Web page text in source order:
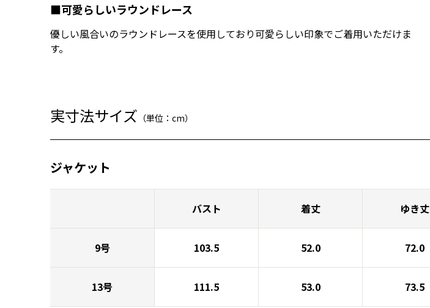
■可愛らしいラウンドレース
優しい風合いのラウンドレースを使用しており可愛らしい印象でご着用いただけま
す。
実寸法サイズ （単位：cm）
ジャケット
バスト 着丈 ゆき丈
9号 103.5 52.0 72.0
13号 111.5 53.0 73.5